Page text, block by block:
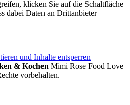
klicken Sie auf die Schaltfläche
dabei Daten an Drittanbieter
und Inhalte entsperren
& Kochen Mimi Rose Food Love
vorbehalten.